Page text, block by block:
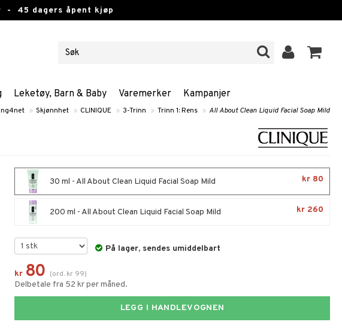
- 45 dagers åpent kjøp
Leketøy, Barn & Baby Varemerker Kampanjer
» Skjønnhet » CLINIQUE » 3-Trinn » Trinn 1: Rens » All About Clean Liquid Facial Soap Mild
30 ml - All About Clean Liquid Facial Soap Mild kr 80
200 ml - All About Clean Liquid Facial Soap Mild kr 260
På lager, sendes umiddelbart
kr 80 (ord. kr 99)
Delbetale fra 52 kr per måned.
LEGG I HANDLEVOGNEN